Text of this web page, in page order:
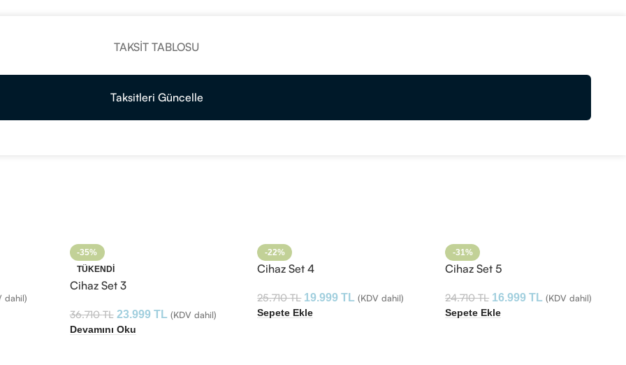
TAKSIT TABLOSU
Taksitleri Güncelle
dahil)
-35%
TÜKENDI
Cihaz Set 3
36.710TL 23.999 TL (KDV dahil)
Devamını Oku
-22%
Cihaz Set 4
25.710TL 19.999TL (KDV dahil)
Sepete Ekle
-31%
Cihaz Set 5
24.710TL 16.999TL (KDV dahil)
Sepete Ekle